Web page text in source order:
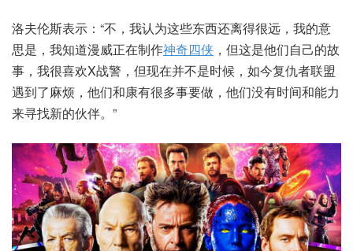
洛夫伦斯表示：“不，我认为这些东西还离得很远，我的意
思是，我知道漫威正在制作神奇四侠 ，但这是他们自己的故
事，我很喜欢X战警，但现在并不是时候，如今复仇者联盟
遇到了麻烦，他们和康有很多事要做，他们没有时间和能力
来寻找新的伙伴。”